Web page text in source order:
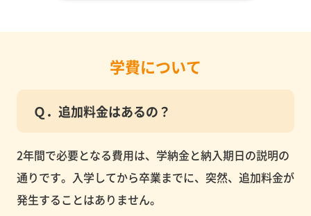
学費について
Ｑ．追加料金はあるの？
2年間で必要となる費用は、学納金と納入期日の説明の
通りです。入学してから卒業までに、突然、追加料金が
発生することはありません。